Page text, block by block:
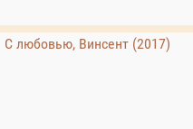
С любовью, Винсент (2017)